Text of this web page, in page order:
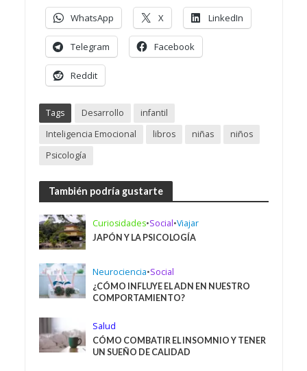
WhatsApp X LinkedIn
Telegram Facebook
Reddit
Tags Desarrollo
infantil
Inteligencia Emocional
libros niñas
niños
Psicología
También podría gustarte
Curiosidades•Social•Viajar
JAPÓN Y LA PSICOLOGÍA
Neurociencia•Social
¿CÓMO INFLUYE EL ADN EN NUESTRO
COMPORTAMIENTO?
Salud
CÓMO COMBATIR EL INSOMNIO Y TENER
UN SUEÑO DE CALIDAD